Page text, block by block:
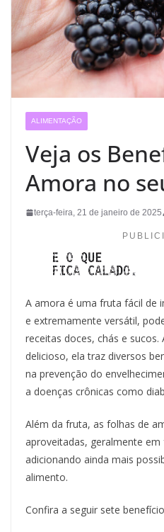
ALIMENTAÇÃO
Veja os
Amora no
terça-feira, 21 de janeiro de 2025
A amora é uma fruta fácil de
e extremamente versátil,
receitas doces, chás e sucos.
delicioso, ela traz diversos
na prevenção do
a doenças crônicas como
Além da fruta, as folhas de
aproveitadas, geralmente
adicionando ainda mais
alimento.
Confira a seguir sete